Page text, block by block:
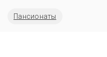
Пансионаты